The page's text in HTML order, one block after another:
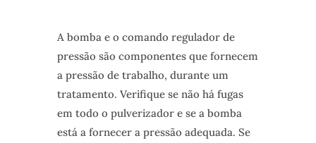
A bomba e o comando regulador de
pressão são componentes que fornecem
a pressão de trabalho, durante um
tratamento. Verifique se não há fugas
em todo o pulverizador e se a bomba
está a fornecer a pressão adequada. Se